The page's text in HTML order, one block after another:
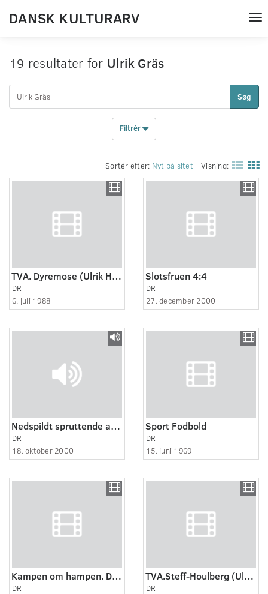
DANSK KULTURARV
19 resultater for Ulrik Gräs
Søg
Filtrér
Sortér efter: Nyt på sitet Visning:
TVA. Dyremose (Ulrik Holmstrup)
DR
6. juli 1988
Slotsfruen 4:4
DR
27. december 2000
Nedspildt spruttende af syner
DR
18. oktober 2000
Sport Fodbold
DR
15. juni 1969
Kampen om hampen. DR-Dokumentar.
DR
TVA.Steff-Houlberg (Ulrik Holmstrup)
DR